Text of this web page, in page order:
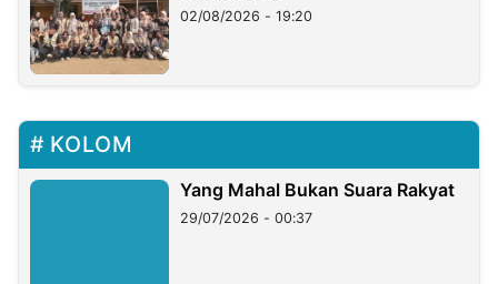
02/08/2026 - 19:20
KOLOM
Yang Mahal Bukan Suara Rakyat
29/07/2026 - 00:37